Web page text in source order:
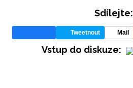
INFORMACE
Sdílejte:
Tweetnout Mail
Vstup do diskuze: